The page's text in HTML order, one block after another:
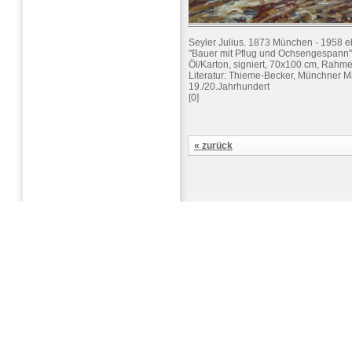
Seyler Julius. 1873 München - 1958
"Bauer mit Pflug und Ochsengespann"
Öl/Karton, signiert, 70x100 cm,
Literatur: Thieme-Becker, Münchner
19./20.Jahrhundert
[0]
« zurück